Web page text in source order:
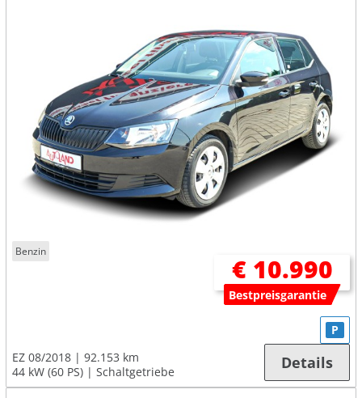
Benzin
€ 10.990
Bestpreisgarantie
EZ 08/2018
92.153 km
44 kW (60 PS)
Schaltgetriebe
P
Details